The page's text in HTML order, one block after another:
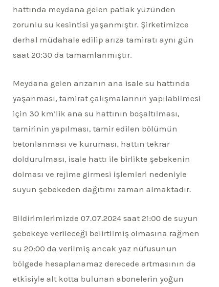
hattında meydana gelen patlak yüzünden
zorunlu su kesintisi yaşanmıştır. Şirketimizce
derhal müdahale edilip arıza tamiratı aynı gün
saat 20:30 da tamamlanmıştır.
Meydana gelen arızanın ana isale su hattında
yaşanması, tamirat çalışmalarının yapılabilmesi
için 30 km’lik ana su hattının boşaltılması,
tamirinin yapılması, tamir edilen bölümün
betonlanması ve kuruması, hattın tekrar
doldurulması, isale hattı ile birlikte şebekenin
dolması ve rejime girmesi işlemleri nedeniyle
suyun şebekeden dağıtımı zaman almaktadır.
Bildirimlerimizde 07.07.2024 saat 21:00 de suyun
şebekeye verileceği belirtilmiş olmasına rağmen
su 20:00 da verilmiş ancak yaz nüfusunun
bölgede hesaplanamaz derecede artmasının da
etkisiyle alt kotta bulunan abonelerin yoğun